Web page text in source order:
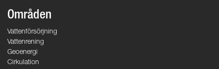
Områden
Vattenförsörjning
Vattenrening
Geoenergi
Cirkulation